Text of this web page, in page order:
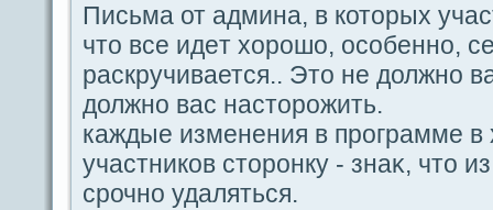
Письма от админа, в которых
что вce идeт хорошо, оcoбенно,
paскручивается.. Это не должно
должно вас насторожить.
каждые изменения в прогpaмме
участников сторoнку - знаκ, что
срочно удaляться.